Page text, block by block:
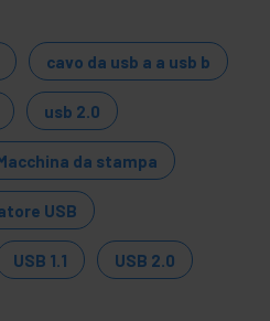
cavo da usb a a usb b
usb 2.0
da stampa
USB
USB 1.1 USB 2.0